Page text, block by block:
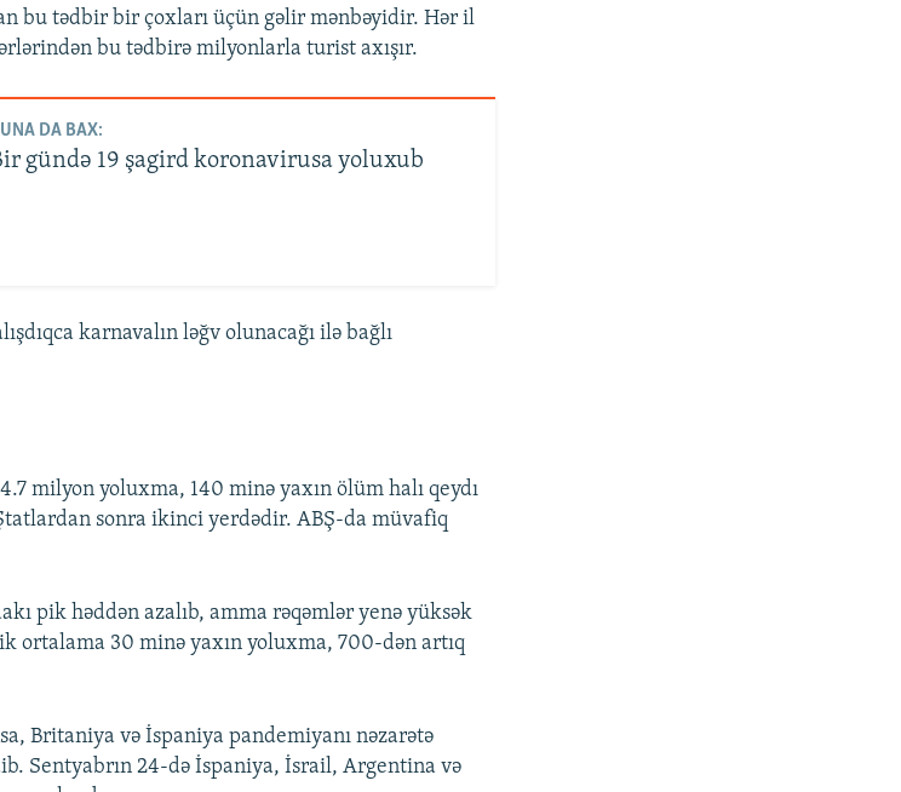
bu tədbir bir çoxları üçün gəlir mənbəyidir. Hər il
bu tədbirə milyonlarla turist axışır.
DA BAX:
gündə 19 şagird koronavirusa yoluxub
karnavalın ləğv olunacağı ilə bağlı
milyon yoluxma, 140 minə yaxın ölüm halı qeydı
sonra ikinci yerdədir. ABŞ-da müvafiq
pik həddən azalıb, amma rəqəmlər yenə yüksək
ortalama 30 minə yaxın yoluxma, 700-dən artıq
Britaniya və İspaniya pandemiyanı nəzarətə
Sentyabrın 24-də İspaniya, İsrail, Argentina və